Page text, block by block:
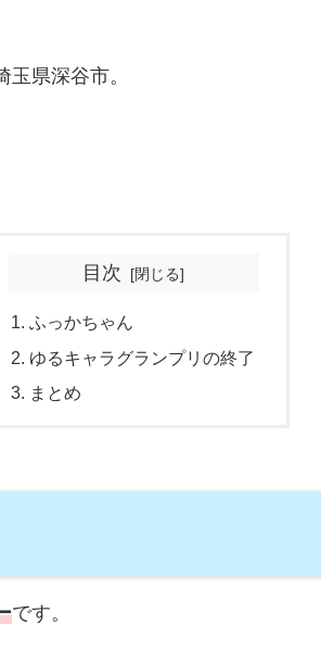
県深谷市。
目次
ふっかちゃん
ゆるキャラグランプリの終了
まとめ
です。